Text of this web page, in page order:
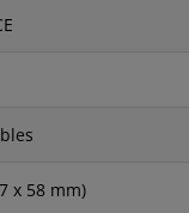
x 58 mm)